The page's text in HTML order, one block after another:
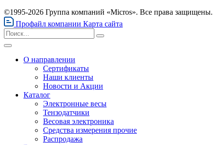
©1995-2026 Группа компаний «Micros». Все права защищены.
Профайл компании Карта сайта
О направлении
Сертификаты
Наши клиенты
Новости и Акции
Каталог
Электронные весы
Тензодатчики
Весовая электроника
Средства измерения прочие
Распродажа